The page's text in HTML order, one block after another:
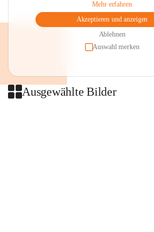
Mehr erfahren
Akzeptieren und anzeigen
Ablehnen
Auswahl merken
Ausgewählte Bilder